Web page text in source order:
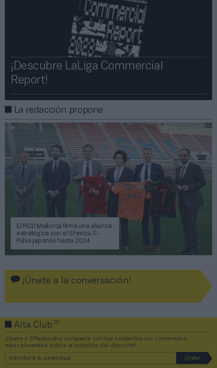
¡Descubre LaLiga Commercial
Report!​​
La redacción propone
El RCD Mallorca firma una alianza
estratégica con el Shimizu S-
Pulse japonés hasta 2024
¡Únete a la conversación!
Alta Club2P
¡Únete a 2Playbook y comparte con tus contactos los contenidos
más relevantes sobre la industria del deporte!